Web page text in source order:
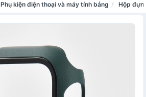
Phụ kiện điện thoại và máy tính bảng Hộp